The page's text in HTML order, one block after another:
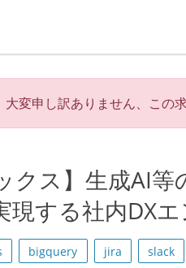
大変申し訳ありません、この
クス】生成AI
現する社内DX
bigquery jira slack